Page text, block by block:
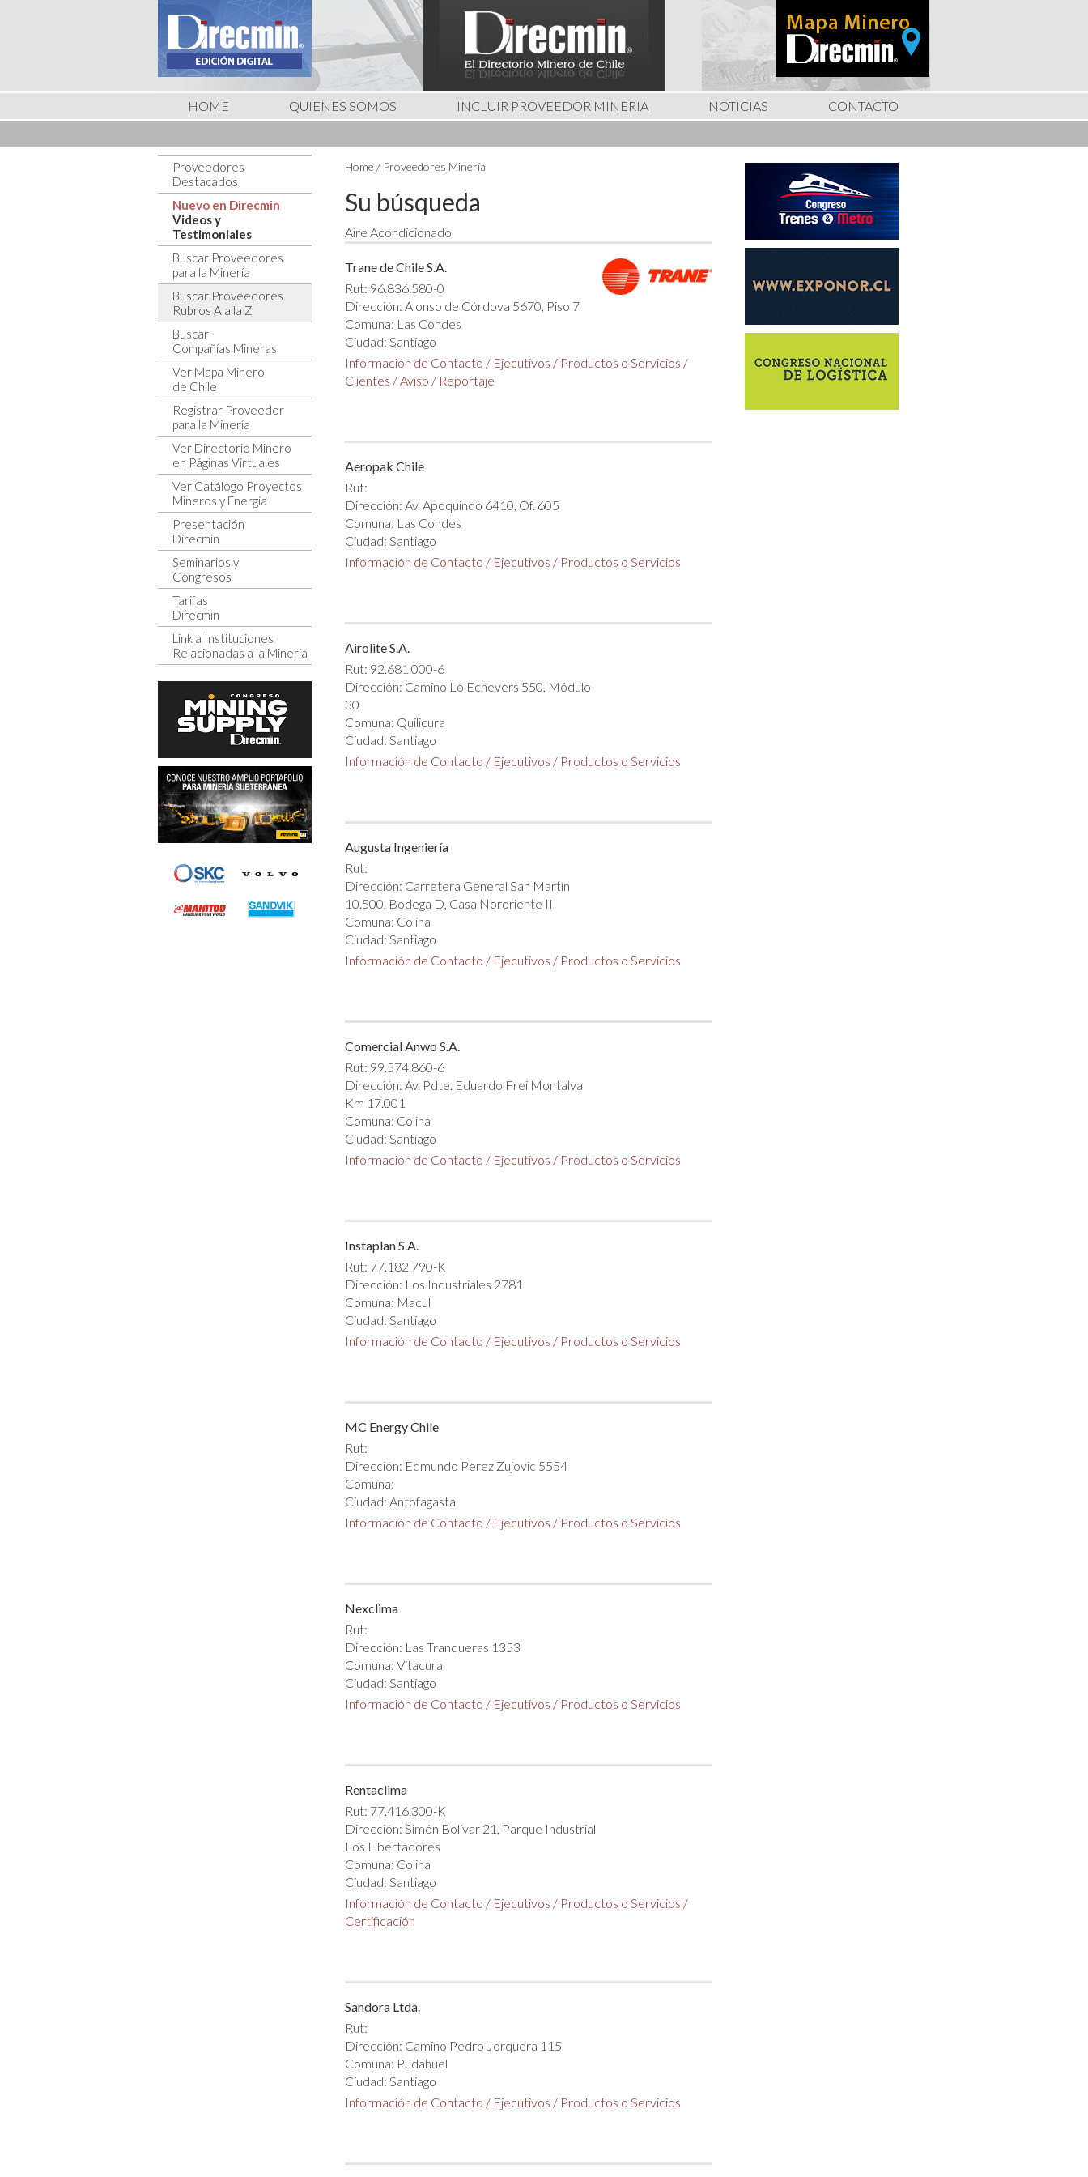
HOME QUIENES SOMOS INCLUIR PROVEEDOR MINERIA NOTICIAS CONTACTO
Proveedores
Destacados
Nuevo en Direcmin
Videos y
Testimoniales
Buscar Proveedores
para la Minería
Buscar Proveedores
Rubros A a la Z
Buscar
Compañías Mineras
Ver Mapa Minero
de Chile
Registrar Proveedor
para la Minería
Ver Directorio Minero
en Páginas Virtuales
Ver Catálogo Proyectos
Mineros y Energía
Presentación
Direcmin
Seminarios y
Congresos
Tarifas
Direcmin
Link a Instituciones
Relacionadas a la Minería
Home / Proveedores Minería
Su búsqueda
Aire Acondicionado
Trane de Chile S.A.
Rut: 96.836.580-0
Dirección: Alonso de Córdova 5670, Piso 7
Comuna: Las Condes
Ciudad: Santiago
Información de Contacto / Ejecutivos / Productos o Servicios /
Clientes /Aviso / Reportaje
Aeropak Chile
Rut:
Dirección: Av. Apoquindo 6410, Of. 605
Comuna: Las Condes
Ciudad: Santiago
Información de Contacto / Ejecutivos / Productos o Servicios
Airolite S.A.
Rut: 92.681.000-6
Dirección: Camino Lo Echevers 550, Módulo
30
Comuna: Quilicura
Ciudad: Santiago
Información de Contacto / Ejecutivos / Productos o Servicios
Augusta Ingeniería
Rut:
Dirección: Carretera General San Martín
10.500, Bodega D, Casa Nororiente II
Comuna: Colina
Ciudad: Santiago
Información de Contacto / Ejecutivos / Productos o Servicios
Comercial Anwo S.A.
Rut: 99.574.860-6
Dirección: Av. Pdte. Eduardo Frei Montalva
Km 17.001
Comuna: Colina
Ciudad: Santiago
Información de Contacto / Ejecutivos / Productos o Servicios
Instaplan S.A.
Rut: 77.182.790-K
Dirección: Los Industriales 2781
Comuna: Macul
Ciudad: Santiago
Información de Contacto / Ejecutivos / Productos o Servicios
MC Energy Chile
Rut:
Dirección: Edmundo Perez Zujovic 5554
Comuna:
Ciudad: Antofagasta
Información de Contacto / Ejecutivos / Productos o Servicios
Nexclima
Rut:
Dirección: Las Tranqueras 1353
Comuna: Vitacura
Ciudad: Santiago
Información de Contacto / Ejecutivos / Productos o Servicios
Rentaclima
Rut: 77.416.300-K
Dirección: Simón Bolívar 21, Parque Industrial
Los Libertadores
Comuna: Colina
Ciudad: Santiago
Información de Contacto / Ejecutivos / Productos o Servicios /
Certificación
Sandora Ltda.
Rut:
Dirección: Camino Pedro Jorquera 115
Comuna: Pudahuel
Ciudad: Santiago
Información de Contacto / Ejecutivos / Productos o Servicios